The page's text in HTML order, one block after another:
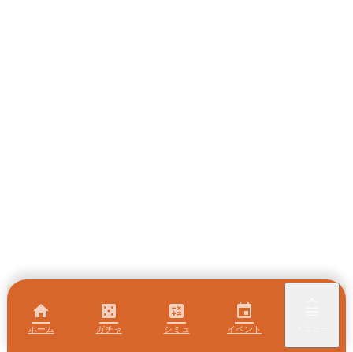
home
ホーム
casino
ガチャ
calculate
シミュ
event
イベント